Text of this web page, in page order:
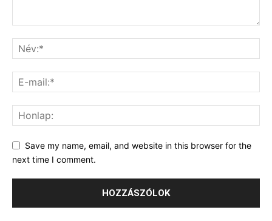
Save my name, email, and website in this browser for the
next time I comment.